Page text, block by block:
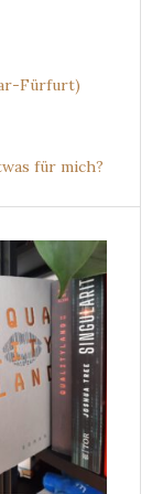
Fürfurt)
für mich?